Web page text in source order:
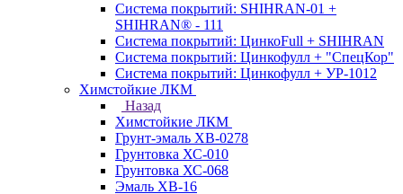
Система покрытий: SHIHRAN-01 +
SHIHRAN® - 111
Система покрытий: ЦинкоFull + SHIHRAN
Система покрытий: Цинкофулл + "СпецКор"
Система покрытий: Цинкофулл + УР-1012
Химстойкие ЛКМ
Назад
Химстойкие ЛКМ
Грунт-эмаль ХВ-0278
Грунтовка ХС-010
Грунтовка ХС-068
Эмаль ХВ-16